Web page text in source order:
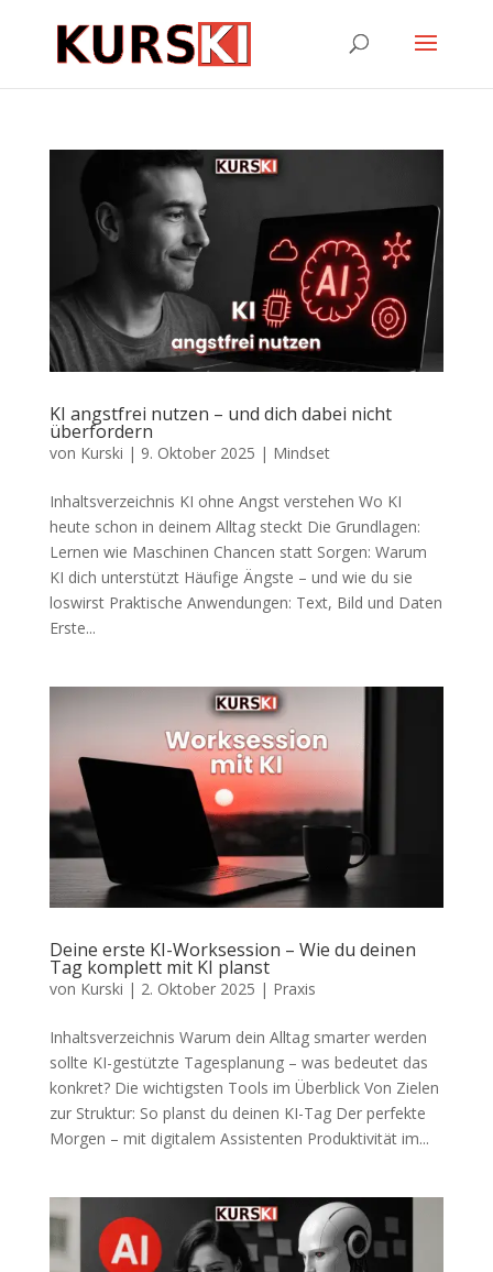
KI angstfrei nutzen – und dich dabei nicht
überfordern
von Kurski | 9. Oktober 2025 | Mindset
Inhaltsverzeichnis KI ohne Angst verstehen Wo KI
heute schon in deinem Alltag steckt Die Grundlagen:
Lernen wie Maschinen Chancen statt Sorgen: Warum
KI dich unterstützt Häufige Ängste – und wie du sie
loswirst Praktische Anwendungen: Text, Bild und Daten
Erste...
Deine erste KI-Worksession – Wie du deinen
Tag komplett mit KI planst
von Kurski | 2. Oktober 2025 | Praxis
Inhaltsverzeichnis Warum dein Alltag smarter werden
sollte KI-gestützte Tagesplanung – was bedeutet das
konkret? Die wichtigsten Tools im Überblick Von Zielen
zur Struktur: So planst du deinen KI-Tag Der perfekte
Morgen – mit digitalem Assistenten Produktivität im...